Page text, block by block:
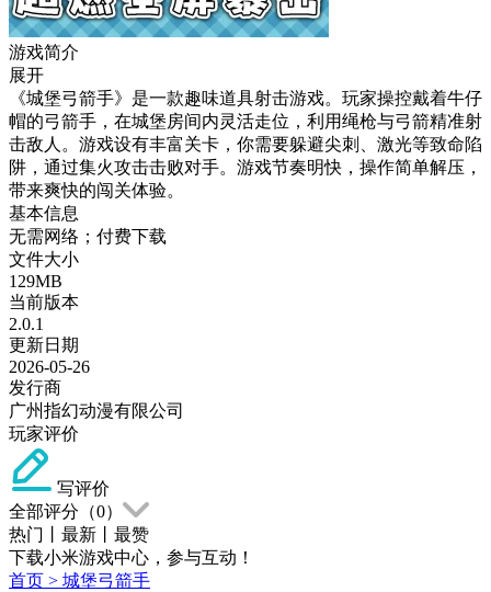
游戏简介
展开
《城堡弓箭手》是一款趣味道具射击游戏。玩家操控戴着牛仔
帽的弓箭手，在城堡房间内灵活走位，利用绳枪与弓箭精准射
击敌人。游戏设有丰富关卡，你需要躲避尖刺、激光等致命陷
阱，通过集火攻击击败对手。游戏节奏明快，操作简单解压，
带来爽快的闯关体验。
基本信息
无需网络；付费下载
文件大小
129MB
当前版本
2.0.1
更新日期
2026-05-26
发行商
广州指幻动漫有限公司
玩家评价
写评价
全部评分（0）
热门
最新
最赞
下载小米游戏中心，参与互动！
首页 > 城堡弓箭手